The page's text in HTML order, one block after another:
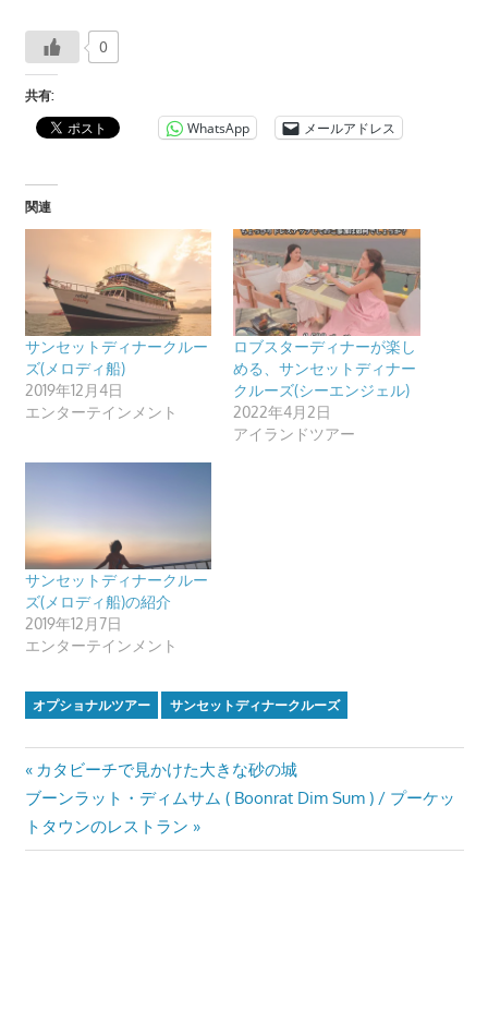
0
共有:
WhatsApp メールアドレス
関連
サンセットディナークルー
ズ(メロディ船)
2019年12月4日
エンターテインメント
ロブスターディナーが楽し
める、サンセットディナー
クルーズ(シーエンジェル)
2022年4月2日
アイランドツアー
サンセットディナークルー
ズ(メロディ船)の紹介
2019年12月7日
エンターテインメント
オプショナルツアー サンセットディナークルーズ
投
稿
ナ
Previous
Post:
カタビーチで見かけた大きな砂の城
Next
Post:
ブーンラット・ディムサム ( Boonrat Dim Sum ) / プーケッ
トタウンのレストラン